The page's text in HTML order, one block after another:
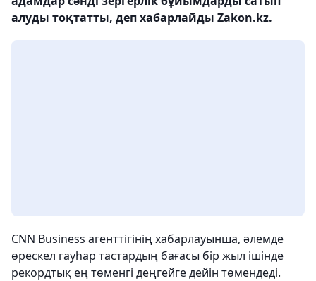
алуды тоқтатты, деп хабарлайды Zakon.kz.
CNN Business агенттігінің хабарлауынша, әлемде
өрескел гауһар тастардың бағасы бір жыл ішінде
рекордтық ең төменгі деңгейге дейін төмендеді.